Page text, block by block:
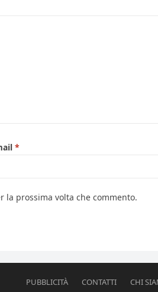
*
la prossima volta che commento.
PUBBLICITÀ CONTATTI CHI